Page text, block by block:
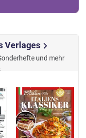
Verlageschevron_right
und mehr